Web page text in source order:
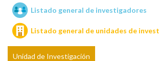
Unidades de investigación
Listado general de investigadores
Listado general de unidades de
Unidad de Investigación